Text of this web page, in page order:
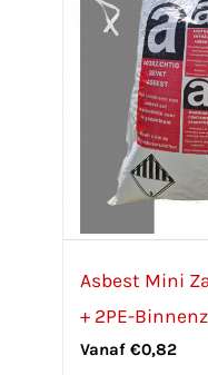
Asbest Mini
+ 2PE-
Vanaf €0,82